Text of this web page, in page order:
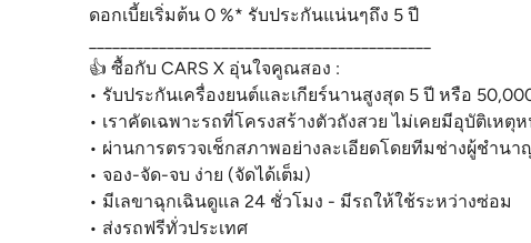
ดอกเบี้ยเริ่มต้น 0 %* รับประกันแน่นๆถึง 5 ปี
👍 ซื้อกับ CARS X อุ่นใจคูณสอง :
• รับประกันเครื่องยนต์และเกียร์นานสูงสุด 5 ปี หรือ
• เราคัดเฉพาะรถที่โครงสร้างตัวถังสวย ไม่เคยมีอุบัติเหตุ
• ผ่านการตรวจเช็กสภาพอย่างละเอียดโดยทีมช่างผู้ชำนา
• จอง-จัด-จบ ง่าย (จัดได้เต็ม)
• มีเลขาฉุกเฉินดูแล 24 ชั่วโมง - มีรถให้ใช้ระหว่างซ่อม
• ส่งรถฟรีทั่วประเทศ